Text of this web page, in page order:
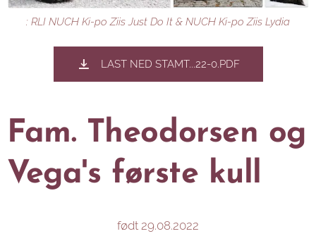
: RLI NUCH Ki-po Ziis Just Do It & NUCH Ki-po Ziis Lydia
LAST NED STAMT...22-0.PDF
Fam. Theodorsen og
Vega's første kull
født 29.08.2022